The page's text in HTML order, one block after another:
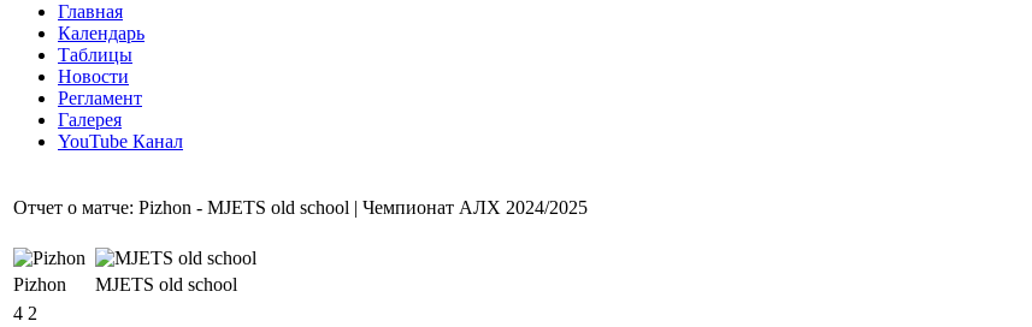
Главная
Календарь
Таблицы
Новости
Регламент
Галерея
YouTube Канал
Отчет о матче: Pizhon - MJETS old school | Чемпионат АЛХ 2024/2025
Pizhon
MJETS old school
4 2